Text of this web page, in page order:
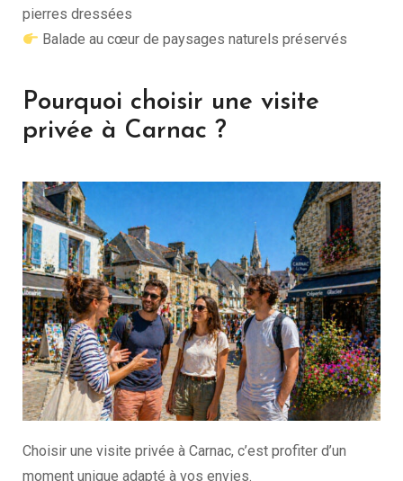
pierres dressées
Balade au cœur de paysages naturels préservés
Pourquoi choisir une visite
privée à Carnac ?
Choisir une visite privée à Carnac, c’est profiter d’un
moment unique adapté à vos envies.